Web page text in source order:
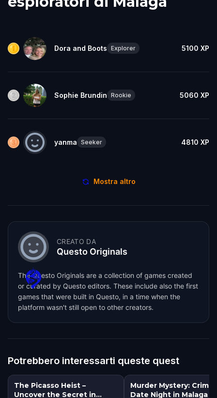
Dora and Boots Explorer 5100 XP
Sophie Brundin Rookie 5060 XP
yanma Seeker 4810 XP
Mostra altro
CREATO DA
Questo Originals
The Questo Originals are a collection of games created
or curated by Questo editors. These include also the first
games that were built in Questo, in a time when the
platform wasn't still open to other creators.
Potrebbero interessarti queste quest
The Picasso Heist –
Uncover the Secret in
Murder Mystery: Crime
Date Night in Malaga